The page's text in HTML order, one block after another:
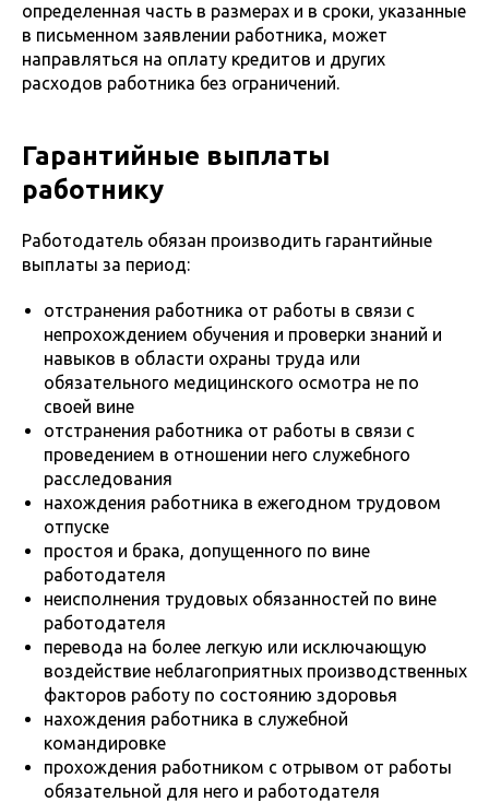
определенная часть в размерах и в сроки, указанные
в письменном заявлении работника, может
направляться на оплату кредитов и других
расходов работника без ограничений.
Гарантийные выплаты
работнику
Работодатель обязан производить гарантийные
выплаты за период:
отстранения работника от работы в связи с
непрохождением обучения и проверки знаний и
навыков в области охраны труда или
обязательного медицинского осмотра не по
своей вине
отстранения работника от работы в связи с
проведением в отношении него служебного
расследования
нахождения работника в ежегодном трудовом
отпуске
простоя и брака, допущенного по вине
работодателя
неисполнения трудовых обязанностей по вине
работодателя
перевода на более легкую или исключающую
воздействие неблагоприятных производственных
факторов работу по состоянию здоровья
нахождения работника в служебной
командировке
прохождения работником с отрывом от работы
обязательной для него и работодателя